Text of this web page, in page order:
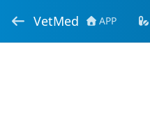
VetMed APP